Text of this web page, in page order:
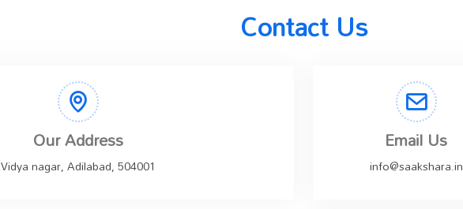
Contact Us
Our Address
Vidya nagar, Adilabad, 504001
Email Us
info@saakshara.in